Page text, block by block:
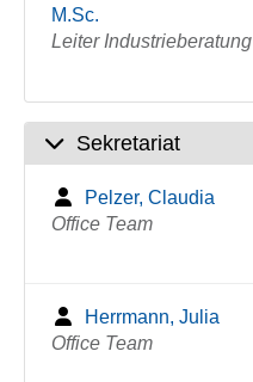
M.Sc.
Leiter Industrieberatung
Sekretariat
Pelzer, Claudia
Office Team
Herrmann, Julia
Office Team